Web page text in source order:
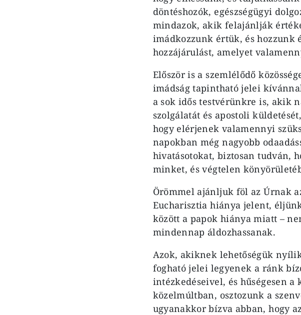
döntéshozók, egészségügyi
mindazok, akik felajánlják
imádkozzunk értük, és hozzunk
hozzájárulást, amelyet
Először is a szemlélődő
imádság tapintható jelei
a sok idős testvérünkre is, akik
szolgálatát és apostoli
hogy elérjenek valamennyi
napokban még nagyobb
hivatásotokat, biztosan tudván,
minket, és végtelen
Örömmel ajánljuk föl az Úrnak
Eucharisztia hiánya jelent,
között a papok hiánya miatt –
mindennap áldozhassanak.
Azok, akiknek lehetőségük
fogható jelei legyenek a ránk
intézkedéseivel, és hűségesen
közelmúltban, osztozunk a
ugyanakkor bízva abban, hogy